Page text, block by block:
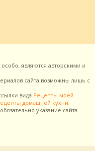
являются авторскими и
сайта возможны лишь с
вида Рецепты моей
домашней кухни.
указание сайта